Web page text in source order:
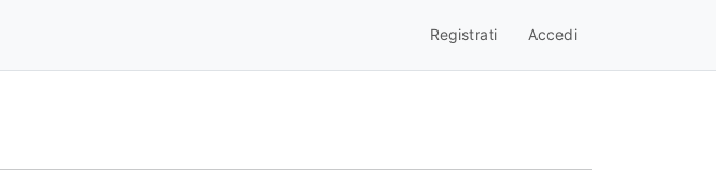
Registrati Accedi